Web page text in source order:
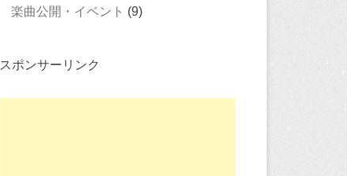
楽曲公開・イベント (9)
スポンサーリンク